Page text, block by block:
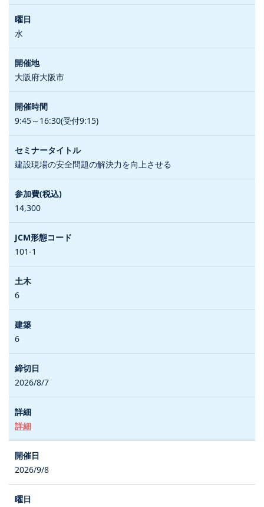
水
大阪府大阪市
9:45～16:30(受付9:15)
建設現場の安全問題の解決力を向上させる
14,300
101-1
6
6
2026/8/7
詳細
2026/9/8